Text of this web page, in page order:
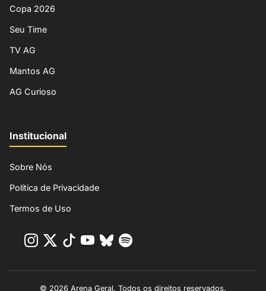
Copa 2026
Seu Time
TV AG
Mantos AG
AG Curioso
Institucional
Sobre Nós
Política de Privacidade
Termos de Uso
© 2026 Arena Geral. Todos os direitos reservados.